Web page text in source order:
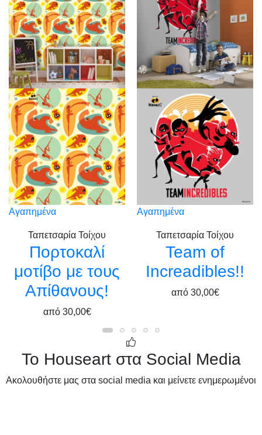
Αγαπημένα
Ταπετσαρία Τοίχου
Πορτοκαλί
μοτίβο με τους
Απίθανους!
από 30,00€
Αγαπημένα
Ταπετσαρία Τοίχου
Team of
Increadibles!!
από 30,00€
Το Houseart στα Social Media
Ακολουθήστε μας στα social media και μείνετε ενημερωμένοι